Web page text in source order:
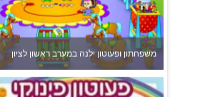
משפחתון ופעוטון ילנה במערב ראשון לציון